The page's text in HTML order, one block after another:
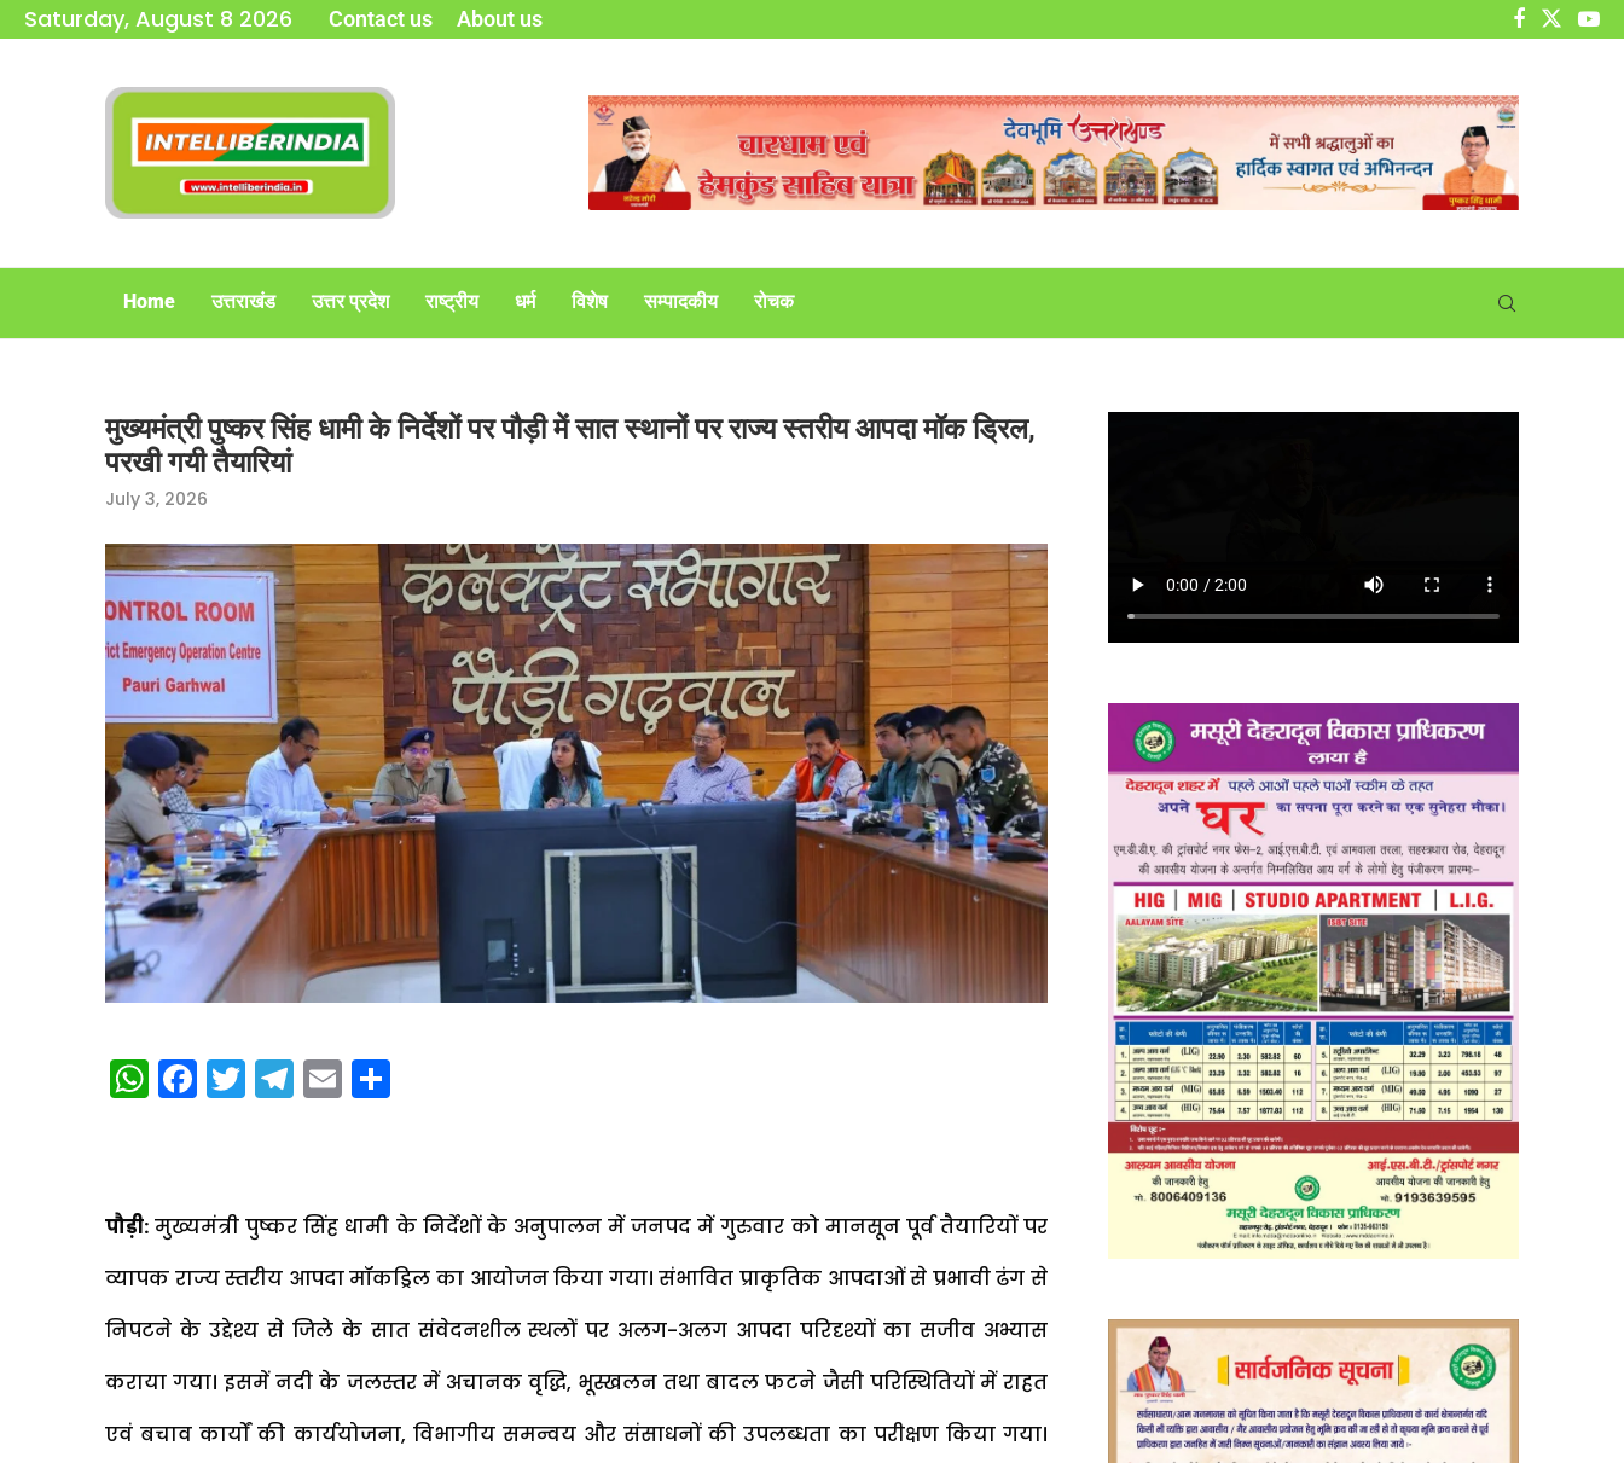
Saturday, August 8 2026 Contact us About us
Home उत्तराखंड उत्तर प्रदेश राष्ट्रीय धर्म विशेष सम्पादकीय रोचक
मुख्यमंत्री पुष्कर सिंह धामी के निर्देशों पर पौड़ी में सात स्थानों पर राज्य स्तरीय आपदा मॉक ड्रिल,
परखी गयी तैयारियां
July 3, 2026
WhatsApp
Facebook
Twitter
Telegram
Email
पौड़ी: मुख्यमंत्री पुष्कर सिंह धामी के निर्देशों के अनुपालन में जनपद में गुरुवार को मानसून पूर्व तैयारियों पर
व्यापक राज्य स्तरीय आपदा मॉकड्रिल का आयोजन किया गया। संभावित प्राकृतिक आपदाओं से प्रभावी ढंग से
निपटने के उद्देश्य से जिले के सात संवेदनशील स्थलों पर अलग-अलग आपदा परिदृश्यों का सजीव अभ्यास
कराया गया। इसमें नदी के जलस्तर में अचानक वृद्धि, भूस्खलन तथा बादल फटने जैसी परिस्थितियों में राहत
एवं बचाव कार्यों की कार्ययोजना, विभागीय समन्वय और संसाधनों की उपलब्धता का परीक्षण किया गया।